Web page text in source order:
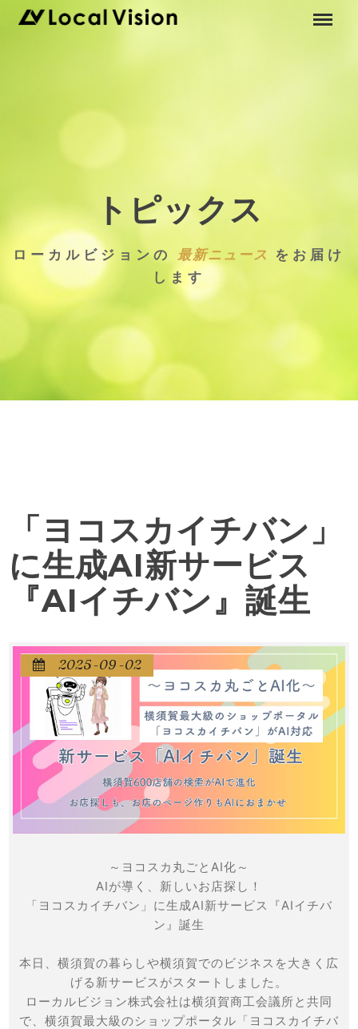
トピックス
ローカルビジョンの 最新ニュース
をお届け
します
「ヨコスカイチバン」
に生成AI新サービス
『AIイチバン』誕生
 2025-09-02
～ヨコスカ丸ごとAI化～
AIが導く、新しいお店探し！
「ヨコスカイチバン」に生成AI新サービス『AIイチバ
ン』誕生
本日、横須賀の暮らしや横須賀でのビジネスを大きく広
げる新サービスがスタートしました。
ローカルビジョン株式会社は横須賀商工会議所と共同
で、横須賀最大級のショップポータル「ヨコスカイチバ